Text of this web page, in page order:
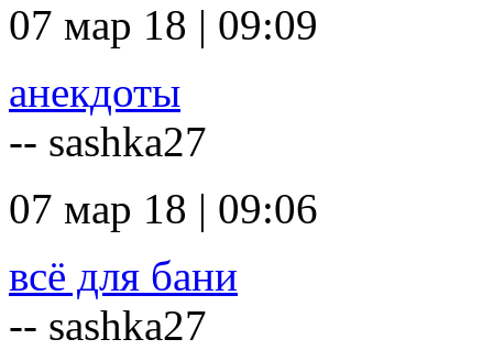
07 мар 18 | 09:09
анекдоты
-- sashka27
07 мар 18 | 09:06
всё для бани
-- sashka27